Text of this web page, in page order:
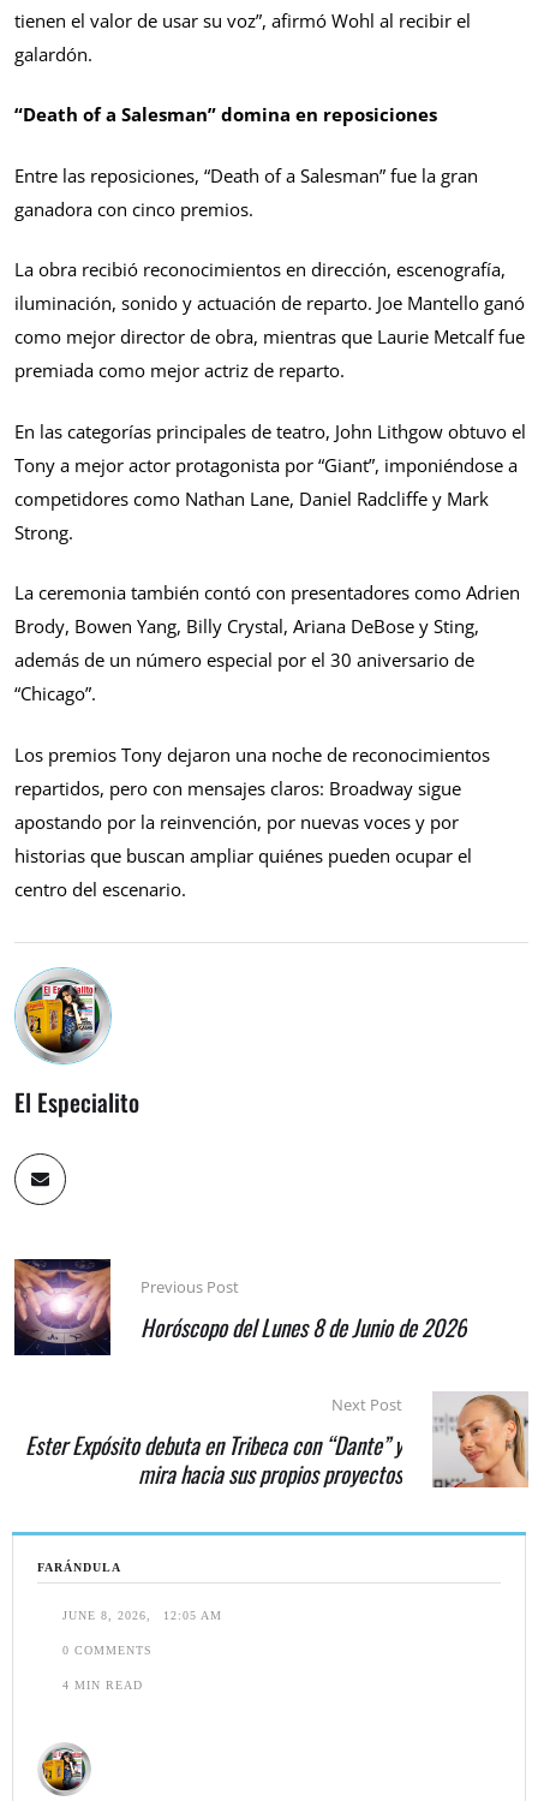
FARÁNDULA
JUNE 8, 2026 12:05 AM
0 COMMENTS
4 MIN READ
tienen el valor de usar su voz”, afirmó Wohl al recibir el
galardón.
“Death of a Salesman” domina en reposiciones
Entre las reposiciones, “Death of a Salesman” fue la gran
ganadora con cinco premios.
La obra recibió reconocimientos en dirección, escenografía,
iluminación, sonido y actuación de reparto. Joe Mantello ganó
como mejor director de obra, mientras que Laurie Metcalf fue
premiada como mejor actriz de reparto.
En las categorías principales de teatro, John Lithgow obtuvo el
Tony a mejor actor protagonista por “Giant”, imponiéndose a
competidores como Nathan Lane, Daniel Radcliffe y Mark
Strong.
La ceremonia también contó con presentadores como Adrien
Brody, Bowen Yang, Billy Crystal, Ariana DeBose y Sting,
además de un número especial por el 30 aniversario de
“Chicago”.
Los premios Tony dejaron una noche de reconocimientos
repartidos, pero con mensajes claros: Broadway sigue
apostando por la reinvención, por nuevas voces y por
historias que buscan ampliar quiénes pueden ocupar el
centro del escenario.
El Especialito
Previous Post
Horóscopo del Lunes 8 de Junio de 2026
Next Post
Ester Expósito debuta en Tribeca con “Dante” y
mira hacia sus propios proyectos